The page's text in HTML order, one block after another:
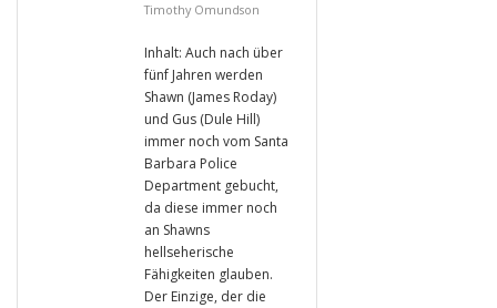
Timothy Omundson
Inhalt: Auch nach über
fünf Jahren werden
Shawn (James Roday)
und Gus (Dule Hill)
immer noch vom Santa
Barbara Police
Department gebucht,
da diese immer noch
an Shawns
hellseherische
Fähigkeiten glauben.
Der Einzige, der die